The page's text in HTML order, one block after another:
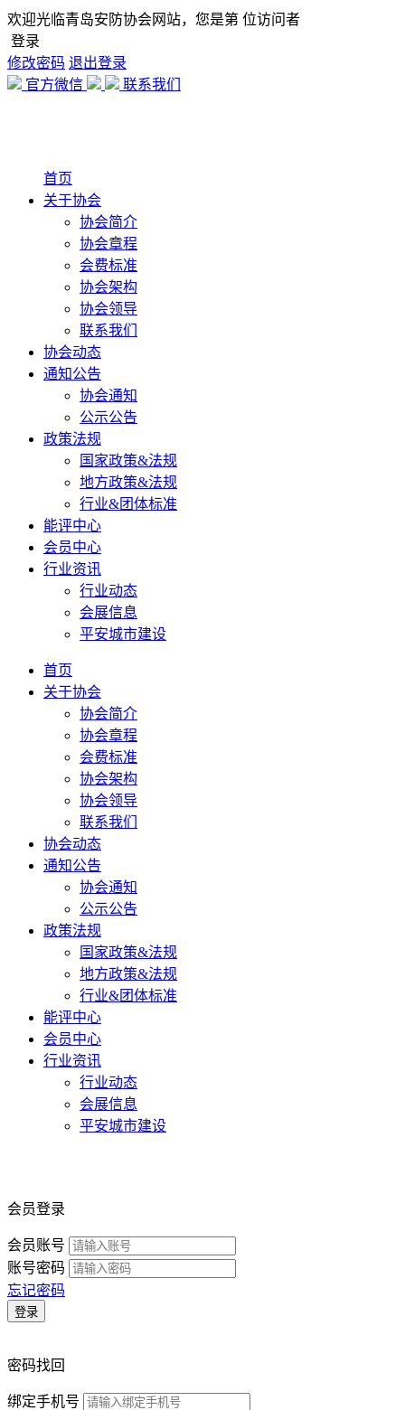
欢迎光临青岛安防协会网站，您是第 位访问者
登录
修改密码 退出登录
官方微信
联系我们
首页
关于协会
协会简介
协会章程
会费标准
协会架构
协会领导
联系我们
协会动态
通知公告
协会通知
公示公告
政策法规
国家政策&法规
地方政策&法规
行业&团体标准
能评中心
会员中心
行业资讯
行业动态
会展信息
平安城市建设
首页
关于协会
协会简介
协会章程
会费标准
协会架构
协会领导
联系我们
协会动态
通知公告
协会通知
公示公告
政策法规
国家政策&法规
地方政策&法规
行业&团体标准
能评中心
会员中心
行业资讯
行业动态
会展信息
平安城市建设
会员登录
会员账号
账号密码
忘记密码
登录
密码找回
绑定手机号